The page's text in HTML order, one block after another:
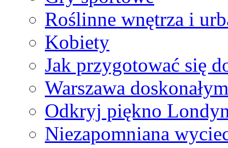
Roślinne wnętrza i
Kobiety
Jak przygotować się
Warszawa
Odkryj piękno
Niezapomniana